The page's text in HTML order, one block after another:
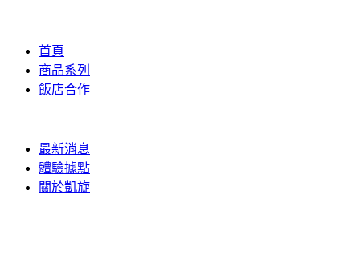
首頁
商品系列
飯店合作
最新消息
體驗據點
關於凱旋